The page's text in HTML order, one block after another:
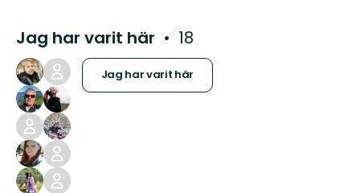
Jag har varit här 18
Jag har varit här